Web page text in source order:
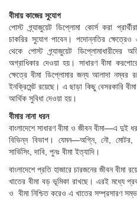
বীমায় কাজের সুযোগ
পোস্ট গ্র্যাজুয়েট ডিপ্লোমা কোর্স করা
চাকরির সুযোগ পাবেন। পদোন্নতির ক্ষেত্রেও
থেকে পোস্ট গ্র্যাজুয়েট ডিপ্লোমাধারীদের
অগ্রাধিকার দেওয়া হয়। সাধারণ বীমা
ক্ষেত্রে বীমা ডিপ্লোমার জন্য আলাদা
ইনক্রিমেন্ট রয়েছে। এ ছাড়া কিছু বেসরকারি
আর্থিক সুবিধা দেওয়া হয়।
বীমার নানা ধরন
বাংলাদেশে সাধারণ বীমা ও জীবন বীমা—এ দুই
বিভিন্ন বিভাগ। যেমন—অগ্নি, নৌ, মোটর,
সার্ভিসিং, দাবি, পুনঃ বীমা ইত্যাদি।
বাংলাদেশে প্রতি হাজারে চারজনের জীবন
খাতের বীমা বড় ভূমিকা রাখছে। এরই মধ্যে
ও বীমা নিশ্চিত করেও এ খাতের সম্প্রসারণ